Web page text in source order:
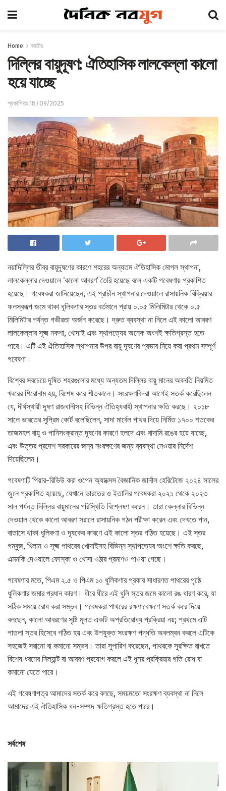
Home জাতীয়
দিল্লির বায়ুদূষণ: ঐতিহাসিক লালকেল্লা কালো
হয়ে যাচ্ছে
প্রকাশিতঃ 18/09/2025
নয়াদিল্লির তীব্র বায়ুদূষণের কারণে শহরের অন্যতম ঐতিহাসিক মোগল স্থাপনা,
লালকেল্লার দেওয়ালে ‘কালো আবরণ’ তৈরি হয়েছে বলে একটি গবেষণায় প্রকাশিত
হয়েছে। গবেষকরা জানিয়েছেন, এই প্রাচীন স্থাপনার দেওয়ালে রাসায়নিক বিক্রিয়ার
ফলস্বরূপ জমে থাকা ধূলিকণার স্তর বর্তমানে প্রায় ০.০৫ মিলিমিটার থেকে ০.৫
মিলিমিটার পর্যন্ত গভীরতা অর্জন করেছে। দ্রুত ব্যবস্থা না নিলে এই কালো আবরণ
লালকেল্লার সূক্ষ্ম নকশা, খোদাই এবং স্থাপত্যের অনেক অংশই ক্ষতিগ্রস্ত হতে
পারে। এটি এই ঐতিহাসিক স্থাপনার উপর বায়ু দূষণের প্রভাব নিয়ে করা প্রথম সম্পূর্ণ
গবেষণা।
বিশ্বের সবচেয়ে দূষিত শহরগুলোর মধ্যে অন্যতম দিল্লির বায়ু মানের অবনতি নিয়মিত
খবরের শিরোনাম হয়, বিশেষ করে শীতকালে। সংরক্ষণবিদরা আগেই সতর্ক করেছিলেন
যে, দীর্ঘস্থায়ী দূষণ রাজধানীসহ বিভিন্ন ঐতিহ্যবাহী স্থাপনার ক্ষতি করছে। ২০১৮
সালে ভারতের সুপ্রিম কোর্ট বলেছিলেন, সাদা মার্বেল পাথর দিয়ে নির্মিত ১৭০০ শতকের
তাজমহল বায়ু ও পানিসংক্রান্ত দূষণের কারণে হলদে এবং বাদামি রঙের হয়ে যাচ্ছে,
এবং উত্তর প্রদেশ সরকারের জন্য সংরক্ষণের জন্য ব্যবস্থা নেওয়ার নির্দেশ
দিয়েছিলেন।
গবেষণাটি পিয়ার-রিভিউ করা ওপেন অ্যাক্সেস বৈজ্ঞানিক জার্নাল হেরিটেজে ২০২৪ সালের
জুনে প্রকাশিত হয়েছে, যেখানে ভারতের ও ইতালির গবেষকরা ২০২১ থেকে ২০২৩
সাল পর্যন্ত দিল্লির বায়ুমানের পরিস্থিতি বিশ্লেষণ করেন। তারা কেল্লার বিভিন্ন
দেওয়াল থেকে কালো আবরণ সরালে রাসায়নিক গঠন পরীক্ষা করেন এবং দেখতে পান,
বাতাসে থাকা ধুলিকণা ও দূষকের কারণে এই কালো স্তর গঠিত হয়েছে। এই স্তর
গম্বুজ, খিলান ও সূক্ষ্ম পাথরের খোদাইসহ বিভিন্ন স্থাপত্যের অংশে ক্ষতি করছে,
এমনকি দেওয়ালে ফোস্কা ও খোসা ওঠার প্রমাণও পাওয়া গেছে।
গবেষণার মতে, পিএম ২.৫ ও পিএম ১০ ধুলিকণার প্রকার সাধারণত পাথরের পৃষ্ঠে
ধুলিকণার জমার প্রধান কারণ। ধীরে ধীরে এই ধুলি স্তর জমে কালো রঙ ধারণ করে, যা
সঠিক সময়ে রোধ করা সম্ভব। গবেষকরা পাথরের রক্ষণাবেক্ষণে সতর্ক করে দিয়ে
বলছেন, কালো আবরণের সৃষ্টি মূলত একটি অপ্রতিরোধ্য প্রক্রিয়া নয়; প্রথমে এটি
পাতলা স্তর হিসেবে গঠিত হয় এবং উপযুক্ত সংরক্ষণ পদ্ধতি অবলম্বন করলে এটিকে
সহজেই সরানো বা কমানো সম্ভব। তারা সুপারিশ করেছেন, পাথরকে সুরক্ষিত রাখতে
বিশেষ ধরনের সিল্যান্ট বা আবরণ প্রয়োগ করলে এই ধূসর প্রক্রিয়ার গতি রোধ বা
কমানো যেতে পারে।
এই গবেষণাপত্র আমাদের সতর্ক করে বলছে, সময়মতো সংরক্ষণ ব্যবস্থা না নিলে
আমাদের এই ঐতিহাসিক ধন-সম্পদ ক্ষতিগ্রস্ত হতে পারে।
সর্বশেষ